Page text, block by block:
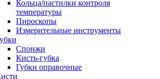
Кольца/пастилки контроля
температуры
Пироскопы
Измерительные инструменты
Спонжи
Кисть-губка
Губки оправочные